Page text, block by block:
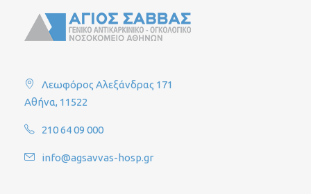
Λεωφόρος Αλεξάνδρας 171
Αθήνα, 11522
210 64 09 000
info@agsavvas-hosp.gr